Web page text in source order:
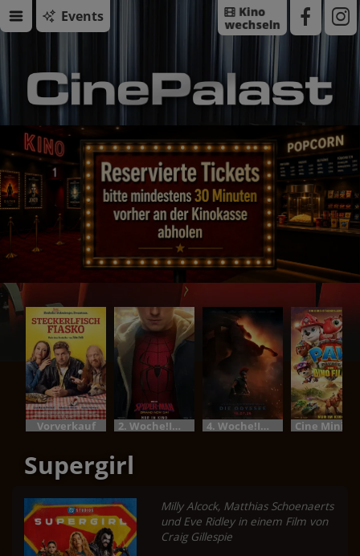
Events
Vorverkauf 2. Woche!Im Bundesstart 4. Woche!Im Bundesstart
Supergirl
Milly Alcock, Matthias Schoenaerts
und Eve Ridley in einem Film von
Craig Gillespie